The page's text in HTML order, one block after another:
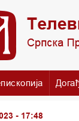
- 17:48